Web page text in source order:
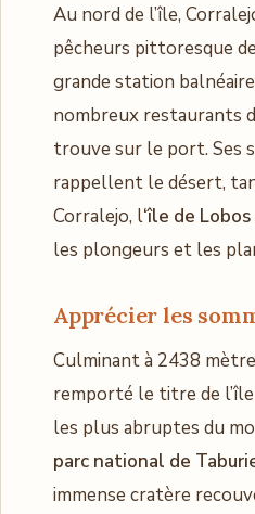
Au nord de l’île,
pêcheurs pittoresque
grande station
nombreux restaurants
trouve sur le port. Ses
rappellent le désert,
Corralejo, l‘île de Lobos
les plongeurs et les
Apprécier les
Culminant à 2438
remporté le titre de
les plus abruptes du
parc national de
immense cratère